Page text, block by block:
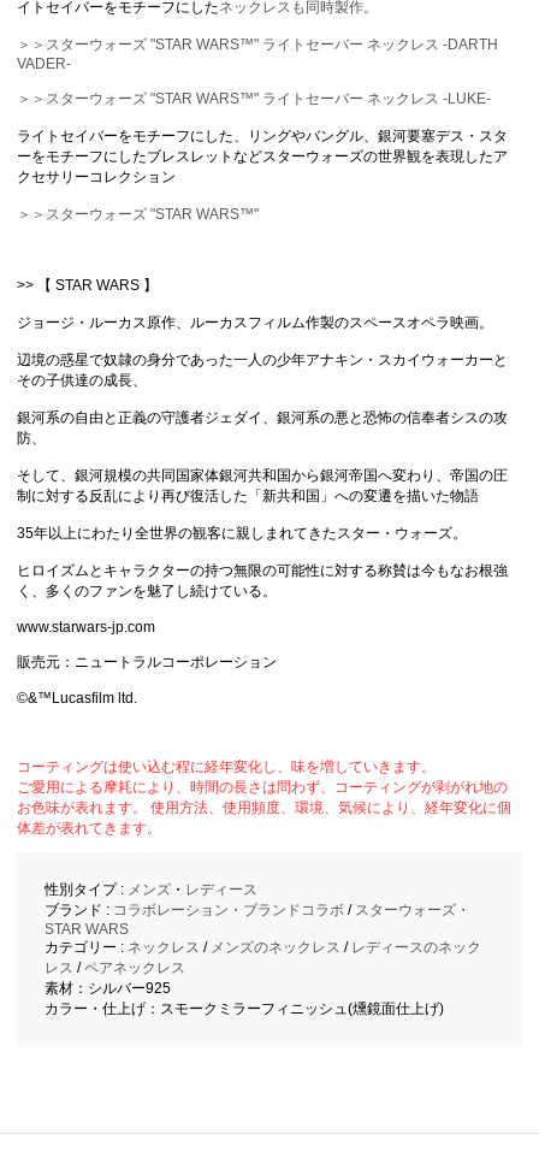
イトセイバーをモチーフにしたネックレスも同時製作。
＞＞スターウォーズ "STAR WARS™" ライトセーバー ネックレス -DARTH
VADER-
＞＞スターウォーズ "STAR WARS™" ライトセーバー ネックレス -LUKE-
ライトセイバーをモチーフにした、リングやバングル、銀河要塞デス・スタ
ーをモチーフにしたブレスレットなどスターウォーズの世界観を表現したア
クセサリーコレクション
＞＞スターウォーズ "STAR WARS™"
>> 【 STAR WARS 】
ジョージ・ルーカス原作、ルーカスフィルム作製のスペースオペラ映画。
辺境の惑星で奴隷の身分であった一人の少年アナキン・スカイウォーカーと
その子供達の成長、
銀河系の自由と正義の守護者ジェダイ、銀河系の悪と恐怖の信奉者シスの攻
防、
そして、銀河規模の共同国家体銀河共和国から銀河帝国へ変わり、帝国の圧
制に対する反乱により再び復活した「新共和国」への変遷を描いた物語
35年以上にわたり全世界の観客に親しまれてきたスター・ウォーズ。
ヒロイズムとキャラクターの持つ無限の可能性に対する称賛は今もなお根強
く、多くのファンを魅了し続けている。
www.starwars-jp.com
販売元：ニュートラルコーポレーション
©&™Lucasfilm ltd.
コーティングは使い込む程に経年変化し、味を増していきます。
ご愛用による摩耗により、時間の長さは問わず、コーティングが剥がれ地の
お色味が表れます。 使用方法、使用頻度、環境、気候により、経年変化に個
体差が表れてきます。
性別タイプ : メンズ・ レディース
ブランド : コラボレーション・ブランドコラボ / スターウォーズ・
STAR WARS
カテゴリー : ネックレス / メンズのネックレス / レディースのネック
レス /ペアネックレス
素材：シルバー925
カラー・仕上げ：スモークミラーフィニッシュ(燻鏡面仕上げ)